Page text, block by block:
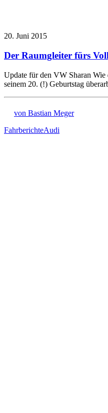
20. Juni 2015
Der Raumgleiter fürs
Update für den VW Sharan
seinem 20. (!) Geburtstag
von Bastian Meger
FahrberichteAudi